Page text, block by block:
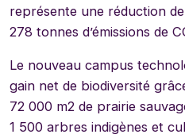
représente une réduction
278 tonnes d’émissions de
Le nouveau campus
gain net de biodiversité
72 000 m2 de prairie
1 500 arbres indigènes et